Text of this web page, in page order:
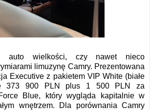
auto wielkości, czy nawet nieco
limuzynę Camry. Prezentowana
Executive z pakietem VIP White (białe
373 900 PLN plus 1 500 PLN za
Blue, który wygląda kapitalnie w
wnętrzem. Dla porównania Camry